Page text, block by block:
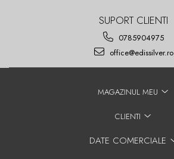
SUPORT CLIENTI
0785904975
office@edissilver.ro
MAGAZINUL MEU
CLIENTI
DATE COMERCIALE